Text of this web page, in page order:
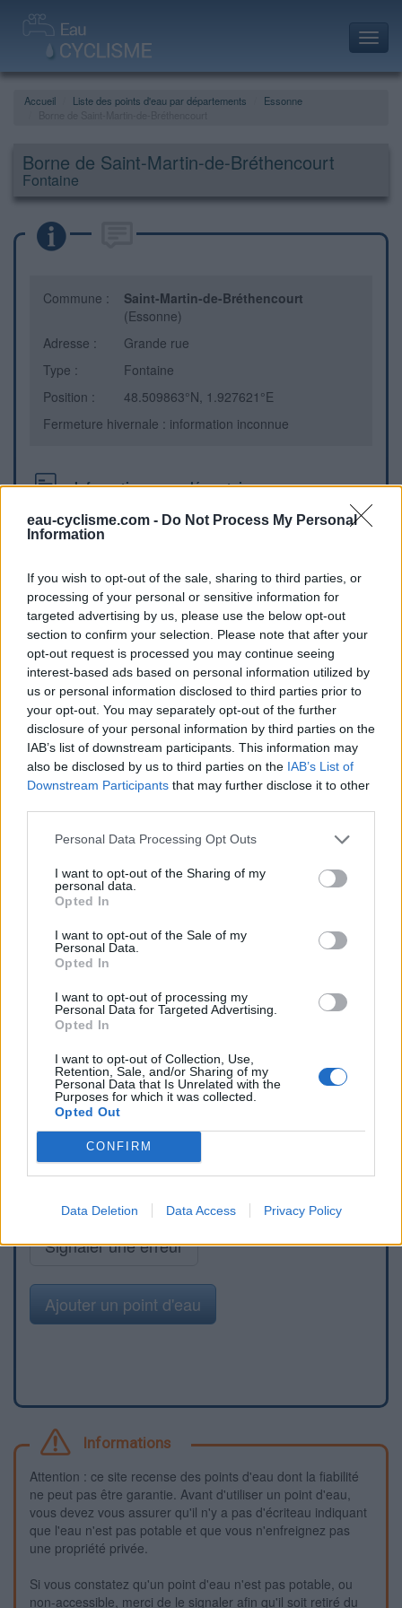
eau-cyclisme.com - Do Not Process My Personal
Information
If you wish to opt-out of the sale, sharing to third parties, or
processing of your personal or sensitive information for
targeted advertising by us, please use the below opt-out
section to confirm your selection. Please note that after your
opt-out request is processed you may continue seeing
interest-based ads based on personal information utilized by
us or personal information disclosed to third parties prior to
your opt-out. You may separately opt-out of the further
disclosure of your personal information by third parties on the
IAB’s list of downstream participants. This information may
also be disclosed by us to third parties on the IAB’s List of
Downstream Participants that may further disclose it to other
Personal Data Processing Opt Outs
I want to opt-out of the Sharing of my
personal data.
Opted In
I want to opt-out of the Sale of my
Personal Data.
Opted In
I want to opt-out of processing my
Personal Data for Targeted Advertising.
Opted In
I want to opt-out of Collection, Use,
Retention, Sale, and/or Sharing of my
Personal Data that Is Unrelated with the
Purposes for which it was collected.
Opted Out
CONFIRM
Data Deletion Data Access Privacy Policy
Accueil Liste des points d'eau par départements
Essonne
Borne de Saint-Martin-de-Bréthencourt
Fontaine
Commune :
Saint-Martin-de-Bréthencourt
(Essonne)
Adresse :
Grande rue
Type :
Fontaine
Position :
48.509863°N, 1.927621°E
Fermeture hivernale : information inconnue
Informations complémentaires
Rue principale traversant la commune, à l'angle de
l'intersection d'une petite rue menant à l'église.
Repères visuels
Afficher la carte
Signaler une erreur
Ajouter un point d'eau
Informations
Attention : ce site recense des points d'eau dont la fiabilité
ne peut pas être garantie. Avant d'utiliser un point d'eau,
vous devez vous assurer qu'il n'y a pas d'écriteau indiquant
que l'eau n'est pas potable et que vous n'enfreignez pas
une propriété privée.
Si vous constatez qu'un point d'eau n'est pas potable, ou
non-accessible, merci de le signaler afin qu'il soit retiré du